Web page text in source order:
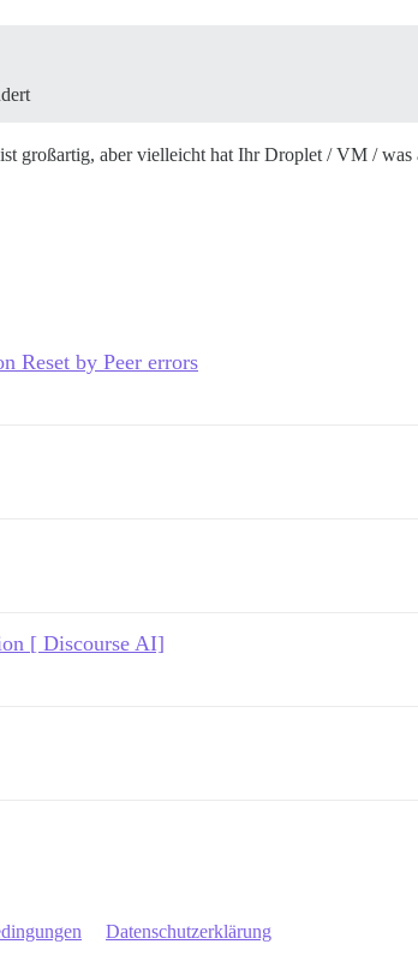
großartig, aber vielleicht hat Ihr Droplet / VM /
Reset by Peer errors
[ Discourse AI]
Datenschutzerklärung